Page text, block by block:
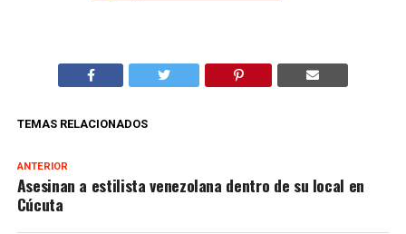
TEMAS RELACIONADOS
ANTERIOR
Asesinan a estilista venezolana dentro de su local en
Cúcuta